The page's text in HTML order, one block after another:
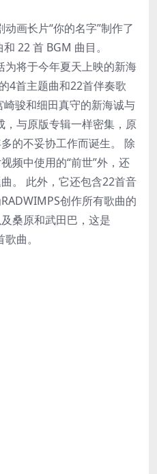
画长片“你的名字”制作了
22 首 BGM 曲目。
为将于今年夏天上映的新海
4首主题曲和22首伴奏歌
骏和细田真守的新海诚与
，与原版专辑一样密集，原
的不妥协工作而诞生。 除
频中使用的“前世”外，还
。 此外，它还包含22首音
创作所有歌曲的
桑原和武田巴，这是
曲。